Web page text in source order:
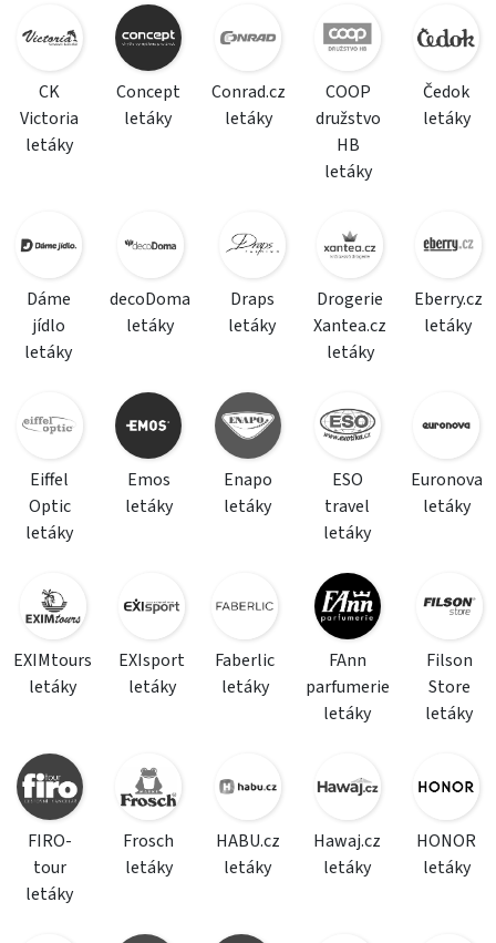
CK
Victoria
letáky
Concept
letáky
Conrad.cz
letáky
COOP
družstvo
HB
letáky
Čedok
letáky
Dáme
jídlo
letáky
decoDoma
letáky
Draps
letáky
Drogerie
Xantea.cz
letáky
Eberry.cz
letáky
Eiffel
Optic
letáky
Emos
letáky
Enapo
letáky
ESO
travel
letáky
Euronova
letáky
EXIMtours
letáky
EXIsport
letáky
Faberlic
letáky
FAnn
parfumerie
letáky
Filson
Store
letáky
FIRO-
tour
letáky
Frosch
letáky
HABU.cz
letáky
Hawaj.cz
letáky
HONOR
letáky